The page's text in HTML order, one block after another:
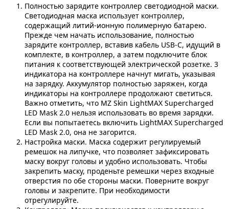
Полностью зарядите контроллер светодиодной маски.
Светодиодная маска использует контроллер,
содержащий литий-ионную полимерную батарею.
Прежде чем начать использование, полностью
зарядите контроллер, вставив кабель USB-C, идущий в
комплекте, в контроллер, а затем подключите блок
питания к соответствующей электрической розетке. 3
индикатора на контроллере начнут мигать, указывая
на зарядку. Аккумулятор полностью заряжен, когда
индикаторы на контроллере продолжают светиться.
Важно отметить, что MZ Skin LightMAX Supercharged
LED Mask 2.0 нельзя использовать во время зарядки.
Если вы попытаетесь включить LightMAX Supercharged
LED Mask 2.0, она не загорится.
Настройка маски. Маска содержит регулируемый
ремешок на липучке, что позволяет зафиксировать
маску вокруг головы и удобно использовать. Чтобы
закрепить маску, проденьте ремешки через входные
отверстия по обе стороны маски. Поверните вокруг
головы и закрепите. При необходимости
отрегулируйте.